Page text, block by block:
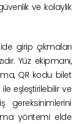
ve kolaylık
girip çıkmaları
Yüz ekipmanı,
QR kodu bilet
eşleştirilebilir ve
gereksinimlerini
yöntemi elde